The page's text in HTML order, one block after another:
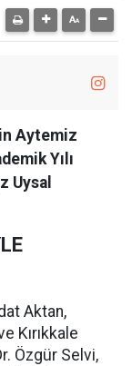
Aytemiz
Yılı
Uysal
Aktan,
Kırıkkale
Özgür Selvi,